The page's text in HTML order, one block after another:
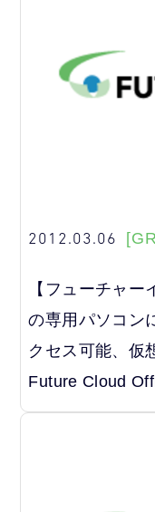
2012.03.06
【フューチャ
の専用パソコン
クセス可能、仮
Future Cloud